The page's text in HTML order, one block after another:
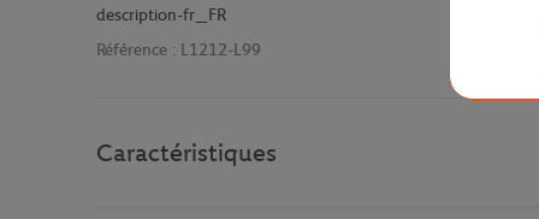
description-fr_FR
Référence : L1212-L99
Caractéristiques